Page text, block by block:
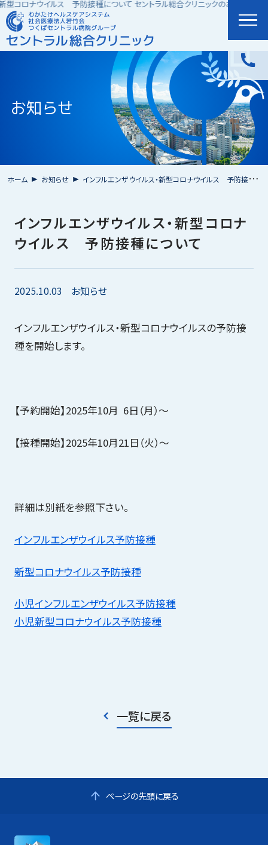
型コロナウイルス 予防接種について セントラル総合クリニックのお知らせペー
文字サイズ 標準 拡大
外来案内
クリニック紹介
診療科案内
在宅医療
個人情報保護方針
サイトマップ
お知らせ
ホーム お知らせ インフルエンザウイルス・新型コロナウイルス 予防接種について
インフルエンザウイルス・新型コロナ
ウイルス 予防接種について
2025.10.03 お知らせ
インフルエンザウイルス・新型コロナウイルスの予防接
種を開始します。
【予約開始】2025年10月 6日（月）～
【接種開始】2025年10月21日（火）～
詳細は別紙を参照下さい。
インフルエンザウイルス予防接種
新型コロナウイルス予防接種
小児インフルエンザウイルス予防接種
小児新型コロナウイルス予防接種
一覧に戻る
ページの先頭に戻る